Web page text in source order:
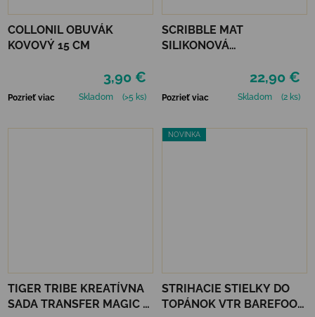
COLLONIL OBUVÁK
KOVOVÝ 15 CM
3,90 €
Pozrieť viac Skladom (>5 ks)
SCRIBBLE MAT
SILIKONOVÁ
22,90 €
Pozrieť viac Skladom (2 ks)
TIGER TRIBE KREATÍVNA
SADA TRANSFER MAGIC -
NOVINKA
STRIHACIE STIELKY DO
TOPÁNOK VTR BAREFOOT